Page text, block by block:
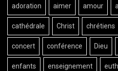
adoration aimer amour
cathédrale Christ chrétiens
concert conférence Dieu
enfants enseignement